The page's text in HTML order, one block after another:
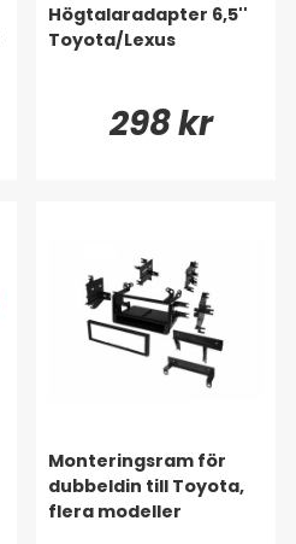
Högtalaradapter 6,5''
Toyota/Lexus
298 kr
Monteringsram för
dubbeldin till Toyota,
flera modeller